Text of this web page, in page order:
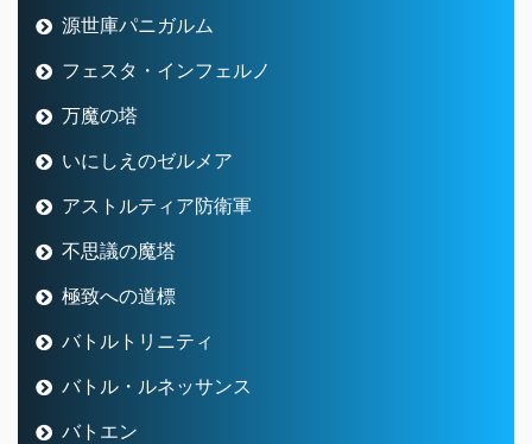
源世庫パニガルム
フェスタ・インフェルノ
万魔の塔
いにしえのゼルメア
アストルティア防衛軍
不思議の魔塔
極致への道標
バトルトリニティ
バトル・ルネッサンス
バトエン